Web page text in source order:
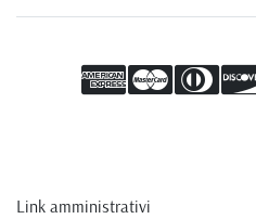
Link amministrativi